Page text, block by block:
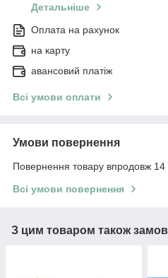
Детальніше
Оплата на рахунок
на карту
авансовий платіж
Всі умови оплати
Умови повернення
Повернення товару впродовж 14
Всі умови повернення
З цим товаром також